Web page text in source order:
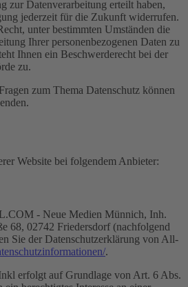
zur Datenverarbeitung erteilt haben,
jederzeit für die Zukunft widerrufen.
unter bestimmten Umständen die
Ihrer personenbezogenen Daten zu
Ihnen ein Beschwerderecht bei der
zu.
zum Thema Datenschutz können
Website bei folgendem Anbieter:
- Neue Medien Münnich, Inh.
68, 02742 Friedersdorf (nachfolgend
Sie der Datenschutzerklärung von All-
.
erfolgt auf Grundlage von Art. 6 Abs.